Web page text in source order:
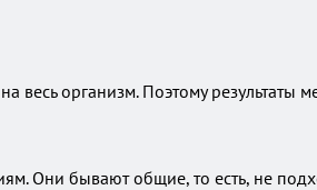
весь организм. Поэтому
Они бывают общие, то есть, не